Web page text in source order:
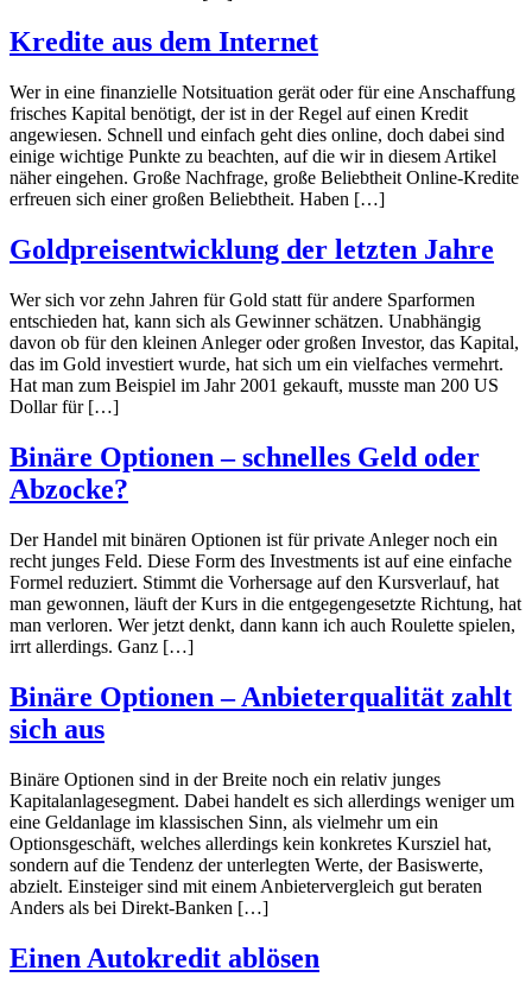
Kredite aus dem Internet
Wer in eine finanzielle Notsituation gerät oder für eine Anschaffung
frisches Kapital benötigt, der ist in der Regel auf einen Kredit
angewiesen. Schnell und einfach geht dies online, doch dabei sind
einige wichtige Punkte zu beachten, auf die wir in diesem Artikel
näher eingehen. Große Nachfrage, große Beliebtheit Online-Kredite
erfreuen sich einer großen Beliebtheit. Haben […]
Goldpreisentwicklung der letzten Jahre
Wer sich vor zehn Jahren für Gold statt für andere Sparformen
entschieden hat, kann sich als Gewinner schätzen. Unabhängig
davon ob für den kleinen Anleger oder großen Investor, das Kapital,
das im Gold investiert wurde, hat sich um ein vielfaches vermehrt.
Hat man zum Beispiel im Jahr 2001 gekauft, musste man 200 US
Dollar für […]
Binäre Optionen – schnelles Geld oder
Abzocke?
Der Handel mit binären Optionen ist für private Anleger noch ein
recht junges Feld. Diese Form des Investments ist auf eine einfache
Formel reduziert. Stimmt die Vorhersage auf den Kursverlauf, hat
man gewonnen, läuft der Kurs in die entgegengesetzte Richtung, hat
man verloren. Wer jetzt denkt, dann kann ich auch Roulette spielen,
irrt allerdings. Ganz […]
Binäre Optionen – Anbieterqualität zahlt
sich aus
Binäre Optionen sind in der Breite noch ein relativ junges
Kapitalanlagesegment. Dabei handelt es sich allerdings weniger um
eine Geldanlage im klassischen Sinn, als vielmehr um ein
Optionsgeschäft, welches allerdings kein konkretes Kursziel hat,
sondern auf die Tendenz der unterlegten Werte, der Basiswerte,
abzielt. Einsteiger sind mit einem Anbietervergleich gut beraten
Anders als bei Direkt-Banken […]
Einen Autokredit ablösen